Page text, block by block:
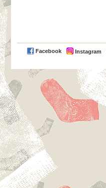
Facebook Instagram